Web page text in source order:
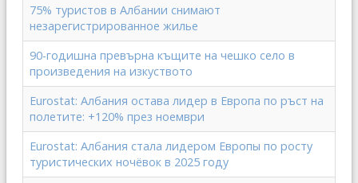
75% туристов в Албании снимают
незарегистрированное жилье
90-годишна превърна къщите на чешко село в
произведения на изкуството
Eurostat: Албания остава лидер в Европа по ръст на
полетите: +120% през ноември
Eurostat: Албания стала лидером Европы по росту
туристических ночёвок в 2025 году